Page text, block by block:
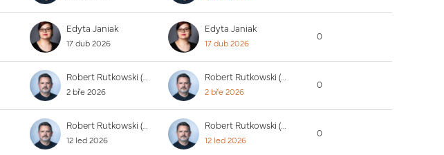
Edyta Janiak
17 dub 2026
Edyta Janiak
17 dub 2026
0
Robert Rutkowski (PUW)
2 bře 2026
Robert Rutkowski (PUW)
2 bře 2026
0
Robert Rutkowski (PUW)
12 led 2026
Robert Rutkowski (PUW)
12 led 2026
0